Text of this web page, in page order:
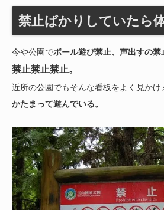
禁止ばかりしていたら
今や公園でボール遊び禁止、声出すの禁
禁止禁止禁止。
近所の公園でもそんな看板をよく見かけ
かたまって遊んでいる。